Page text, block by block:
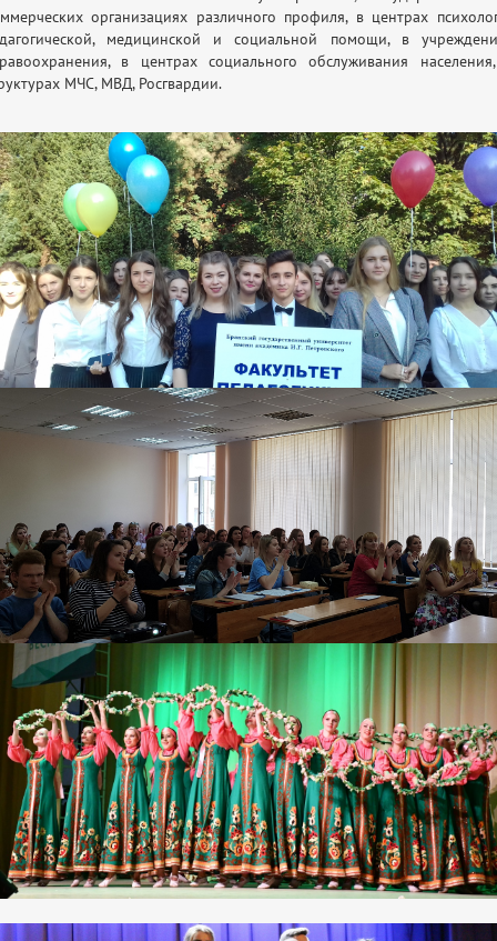
организациях различного профиля, в центрах
медицинской и социальной помощи, в
в центрах социального обслуживания
МЧС, МВД, Росгвардии.